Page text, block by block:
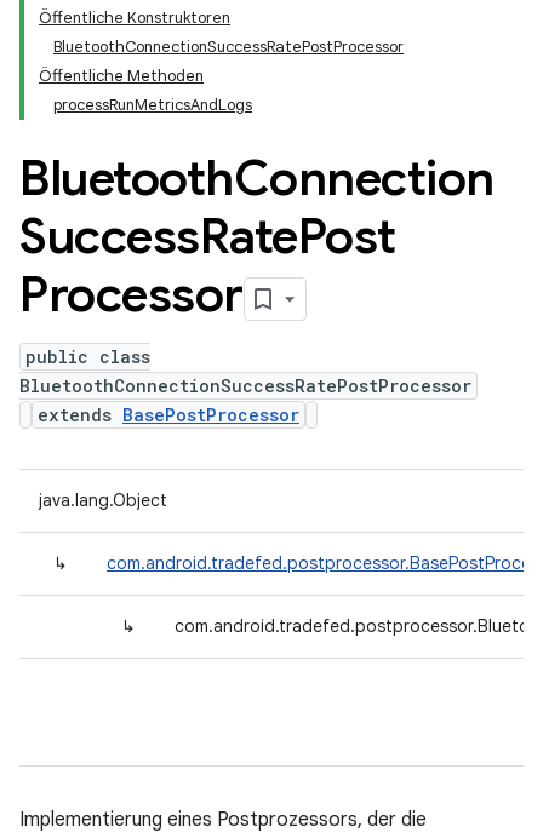
Öffentliche Konstruktoren
BluetoothConnectionSuccessRatePostProcessor
Öffentliche Methoden
processRunMetricsAndLogs
BluetoothConnection
SuccessRatePost
Processor
public class
BluetoothConnectionSuccessRatePostProcessor
extends BasePostProcessor
java.lang.Object
↳
↳
Implementierung eines Postprozessors, der die